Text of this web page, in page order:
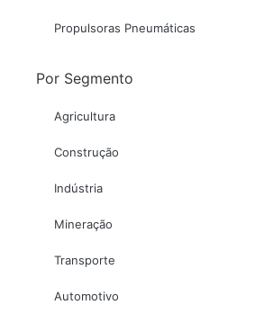
Propulsoras Pneumáticas
Por Segmento
Agricultura
Construção
Indústria
Mineração
Transporte
Automotivo